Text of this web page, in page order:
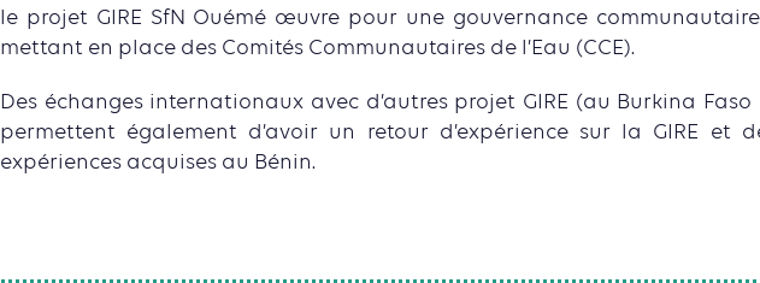
le projet GIRE SfN Ouémé œuvre pour une gouvernance
mettant en place des Comités Communautaires de l’Eau (CCE).
Des échanges internationaux avec d’autres projet GIRE (au Burkina
permettent également d’avoir un retour d’expérience sur la GIRE et
expériences acquises au Bénin.